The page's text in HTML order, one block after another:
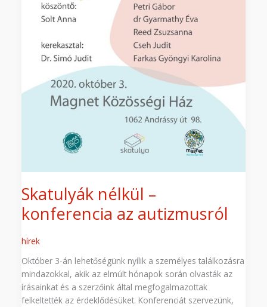
Skatulyák nélkül –
konferencia az autizmusról
hírek
Október 3-án lehetőségünk nyílik a személyes találkozásra
mindazokkal, akik az elmúlt hónapok során olvasták az
írásainkat és a szerzőink által megfogalmazottak
felkeltették az érdeklődésüket. Konferenciát szervezünk,